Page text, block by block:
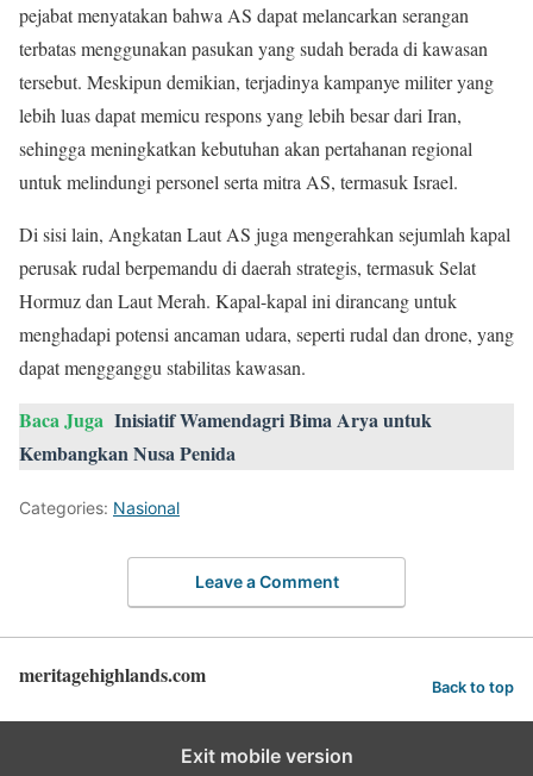
pejabat menyatakan bahwa AS dapat melancarkan serangan
terbatas menggunakan pasukan yang sudah berada di kawasan
tersebut. Meskipun demikian, terjadinya kampanye militer yang
lebih luas dapat memicu respons yang lebih besar dari Iran,
sehingga meningkatkan kebutuhan akan pertahanan regional
untuk melindungi personel serta mitra AS, termasuk Israel.
Di sisi lain, Angkatan Laut AS juga mengerahkan sejumlah kapal
perusak rudal berpemandu di daerah strategis, termasuk Selat
Hormuz dan Laut Merah. Kapal-kapal ini dirancang untuk
menghadapi potensi ancaman udara, seperti rudal dan drone, yang
dapat mengganggu stabilitas kawasan.
Baca Juga Inisiatif Wamendagri Bima Arya untuk
Kembangkan Nusa Penida
Categories: Nasional
Leave a Comment
meritagehighlands.com Back to top
Exit mobile version